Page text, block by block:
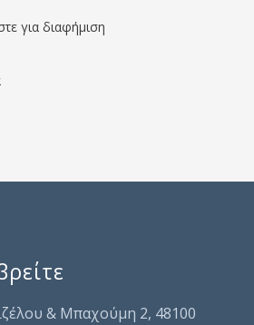
για διαφήμιση
& Μπαχούμη 2, 48100